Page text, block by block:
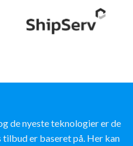
de nyeste teknologier er de
tilbud er baseret på. Her kan